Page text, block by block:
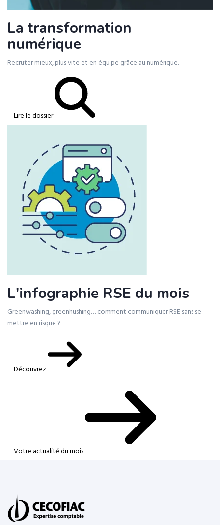
La transformation
numérique
Recruter mieux, plus vite et en équipe grâce au numérique.
Lire le dossier
L'infographie RSE du mois
Greenwashing, greenhushing… comment communiquer RSE sans se
mettre en risque ?
Découvrez
Votre actualité du mois